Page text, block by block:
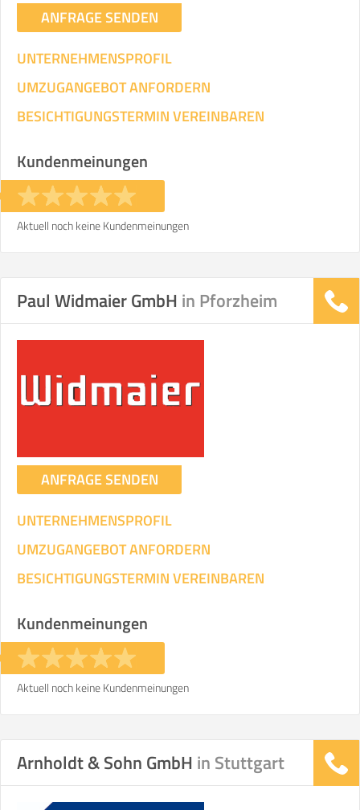
ANFRAGE SENDEN
UNTERNEHMENSPROFIL
UMZUGANGEBOT ANFORDERN
BESICHTIGUNGSTERMIN VEREINBAREN
Kundenmeinungen
Aktuell noch keine Kundenmeinungen
Paul Widmaier GmbH in Pforzheim
ANFRAGE SENDEN
UNTERNEHMENSPROFIL
UMZUGANGEBOT ANFORDERN
BESICHTIGUNGSTERMIN VEREINBAREN
Kundenmeinungen
Aktuell noch keine Kundenmeinungen
Arnholdt & Sohn GmbH in Stuttgart